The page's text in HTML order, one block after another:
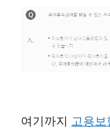
여기까지 고용보